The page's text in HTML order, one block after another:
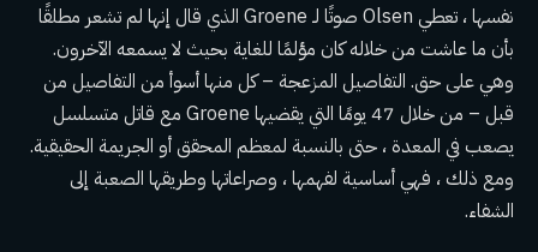
نفسها ، تعطي Olsen صوتًا لـ Groene الذي قال إنها لم تشعر مطلقًا
بأن ما عاشت من خلاله كان مؤلمًا للغاية بحيث لا يسمعه الآخرون.
وهي على حق. التفاصيل المزعجة – كل منها أسوأ من التفاصيل من
قبل – من خلال 47 يومًا التي يقضيها Groene مع قاتل متسلسل
يصعب في المعدة ، حتى بالنسبة لمعظم المحقق أو الجريمة الحقيقية.
ومع ذلك ، فهي أساسية لفهمها ، وصراعاتها وطريقها الصعبة إلى
الشفاء.